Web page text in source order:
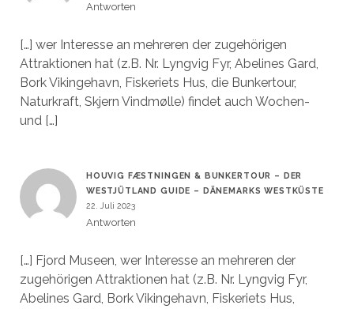
Antworten
[…] wer Interesse an mehreren der zugehörigen
Attraktionen hat (z.B. Nr. Lyngvig Fyr, Abelines Gard,
Bork Vikingehavn, Fiskeriets Hus, die Bunkertour,
Naturkraft, Skjern Vindmølle) findet auch Wochen-
und […]
HOUVIG FÆSTNINGEN & BUNKERTOUR – DER
WESTJÜTLAND GUIDE – DÄNEMARKS WESTKÜSTE
22. Juli 2023
Antworten
[…] Fjord Museen, wer Interesse an mehreren der
zugehörigen Attraktionen hat (z.B. Nr. Lyngvig Fyr,
Abelines Gard, Bork Vikingehavn, Fiskeriets Hus,